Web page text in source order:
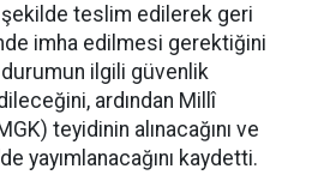
teslim edilerek geri
imha edilmesi gerektiğini
ilgili güvenlik
ardından Millî
teyidinin alınacağını ve
yayımlanacağını kaydetti.